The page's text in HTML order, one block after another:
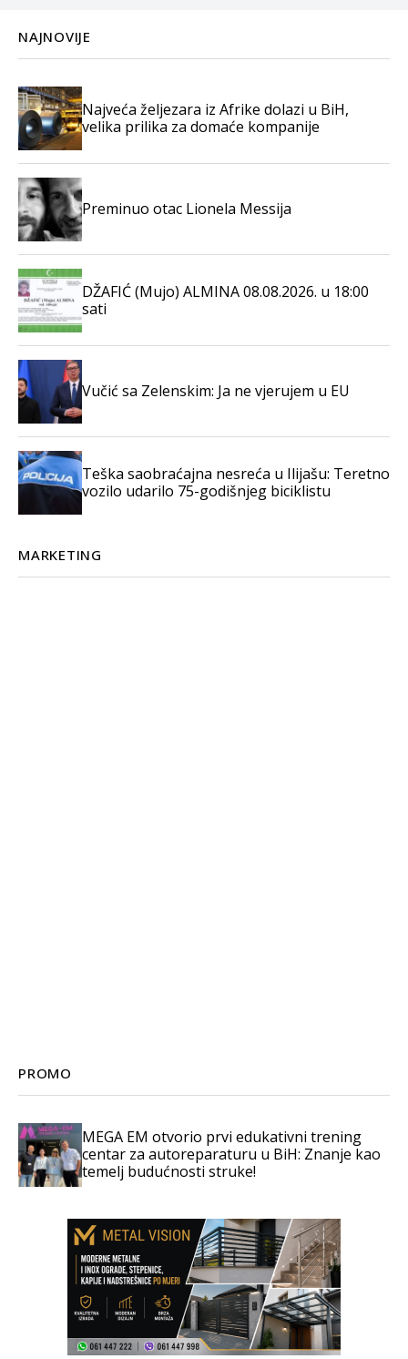
NAJNOVIJE
Najveća željezara iz Afrike dolazi u BiH,
velika prilika za domaće kompanije
Preminuo otac Lionela Messija
DŽAFIĆ (Mujo) ALMINA 08.08.2026. u 18:00
sati
Vučić sa Zelenskim: Ja ne vjerujem u EU
Teška saobraćajna nesreća u Ilijašu: Teretno
vozilo udarilo 75-godišnjeg biciklistu
MARKETING
PROMO
MEGA EM otvorio prvi edukativni trening
centar za autoreparaturu u BiH: Znanje kao
temelj budućnosti struke!